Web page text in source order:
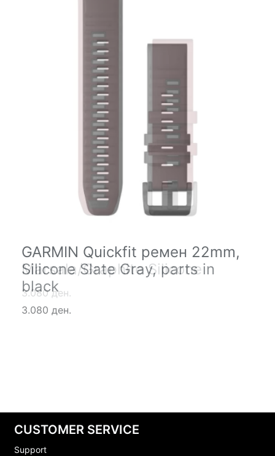
GARMIN Quickfit ремен 22mm,
Silicone Slate Gray, parts in
black
3.080 ден.
GARMIN Quickfit ремен 22mm,
Marsala/Graphite Silicone
3.080 ден.
CUSTOMER SERVICE
Support